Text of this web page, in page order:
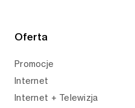
Oferta
Promocje
Internet
Internet + Telewizja